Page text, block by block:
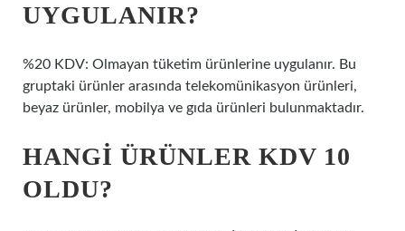
UYGULANIR?
%20 KDV: Olmayan tüketim ürünlerine uygulanır. Bu
gruptaki ürünler arasında telekomünikasyon ürünleri,
beyaz ürünler, mobilya ve gıda ürünleri bulunmaktadır.
HANGI ÜRÜNLER KDV 10
OLDU?